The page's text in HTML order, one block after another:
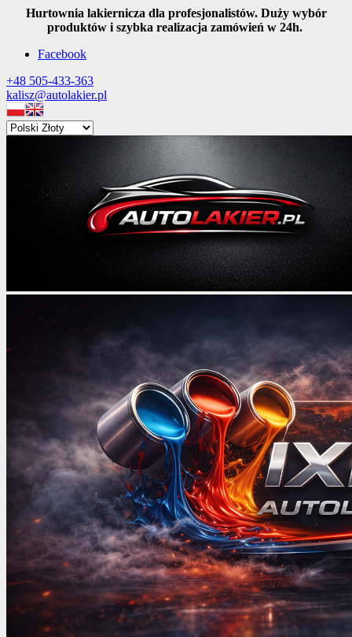
Hurtownia lakiernicza dla profesjonalistów. Duży wybór
produktów i szybka realizacja zamówień w 24h.
Facebook
+48 505-433-363
kalisz@autolakier.pl